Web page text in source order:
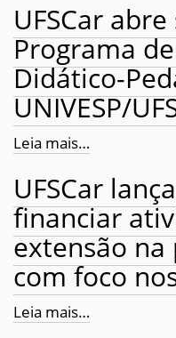
UFSCar
Programa
Didático-
UNIVESP/
Leia mais…
UFSCar
financiar
extensão na
com foco
Leia mais…